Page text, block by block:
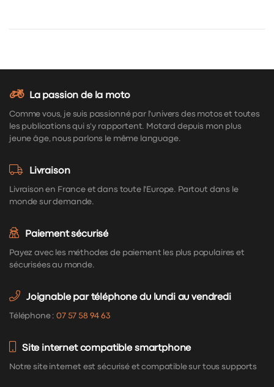
La passion de la moto
Comme vous, je suis passionné par l'univers des motos et toutes
les publications qui s'y rapportent. Motard depuis mon plus
jeune âge, nous parlons le même language.
Livraison
Livraison en France et dans toute l'Europe. Partout dans le
monde sur demande.
Paiement sécurisé
Payez avec les méthodes de paiement les plus populaires et
sécurisées au monde.
Joignable par téléphone du lundi au vendredi
Téléphone :07 57 58 94 63
Site internet compatible smartphone
Notre site internet est sécurisé et compatible sur tous supports